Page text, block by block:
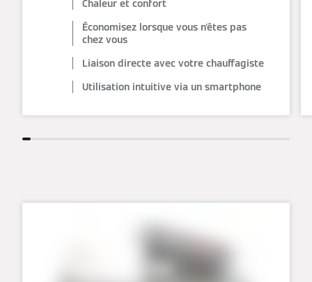
Chaleur et confort
Économisez lorsque vous n'êtes pas
chez vous
Liaison directe avec votre chauffagiste
Utilisation intuitive via un smartphone